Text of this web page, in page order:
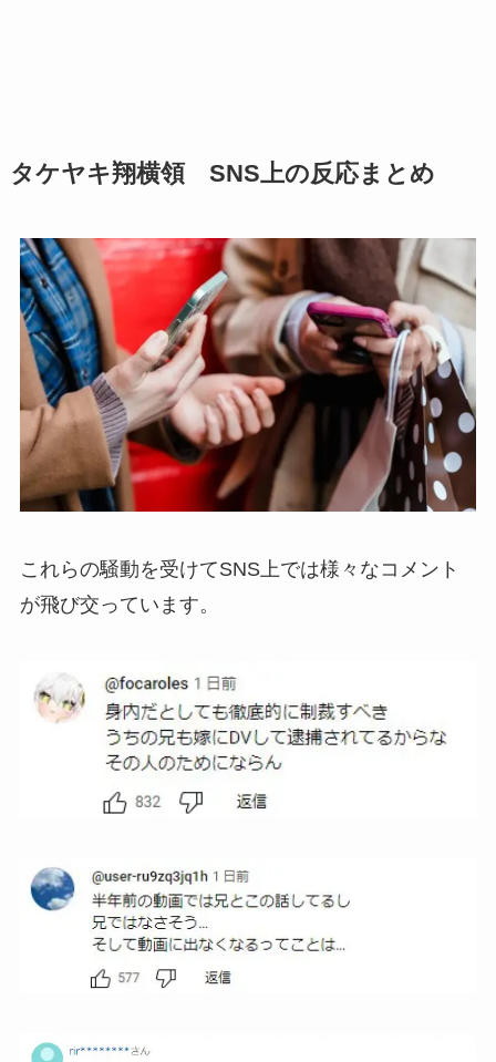
タケヤキ翔横領 SNS上の反応まとめ
これらの騒動を受けてSNS上では様々なコメント
が飛び交っています。